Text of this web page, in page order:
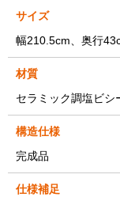
サイズ
幅210.5cm、奥行
材質
セラミック調塩ビシ
構造仕様
完成品
仕様補足